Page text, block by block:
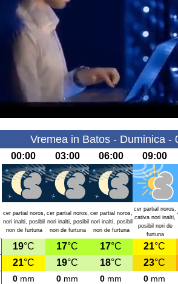
Vremea in Batos - Duminica -
00:00 03:00 06:00 09:00
cer partial noros,
nori inalti, posibil
nori de furtuna
cer partial noros,
nori inalti, posibil
nori de furtuna
cer partial noros,
nori inalti, posibil
nori de furtuna
cer partial noros,
cativa nori inalti,
posibil nori de
furtuna
19°C 17°C 17°C 21°C
21°C 19°C 18°C 23°C
0 mm 0 mm 0 mm 0 mm